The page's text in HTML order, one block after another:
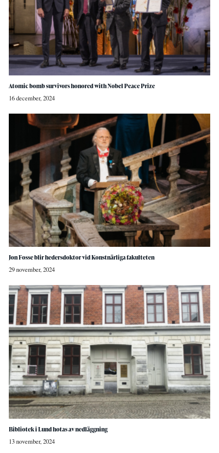
Atomic bomb survivors honored with Nobel Peace Prize
16 december, 2024
Jon Fosse blir hedersdoktor vid Konstnärliga fakulteten
29 november, 2024
Bibliotek i Lund hotas av nedläggning
13 november, 2024